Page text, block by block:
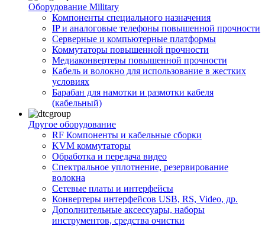
Оборудование Military
Компоненты специального назначения
IP и аналоговые телефоны повышенной прочности
Серверные и компьютерные платформы
Коммутаторы повышенной прочности
Медиаконвертеры повышенной прочности
Кабель и волокно для использование в жестких
условиях
Барабан для намотки и размотки кабеля
(кабельный)
Другое оборудование
RF Компоненты и кабельные сборки
KVM коммутаторы
Обработка и передача видео
Спектральное уплотнение, резервирование
волокна
Сетевые платы и интерфейсы
Конвертеры интерфейсов USB, RS, Video, др.
Дополнительные аксессуары, наборы
инструментов, средства очистки